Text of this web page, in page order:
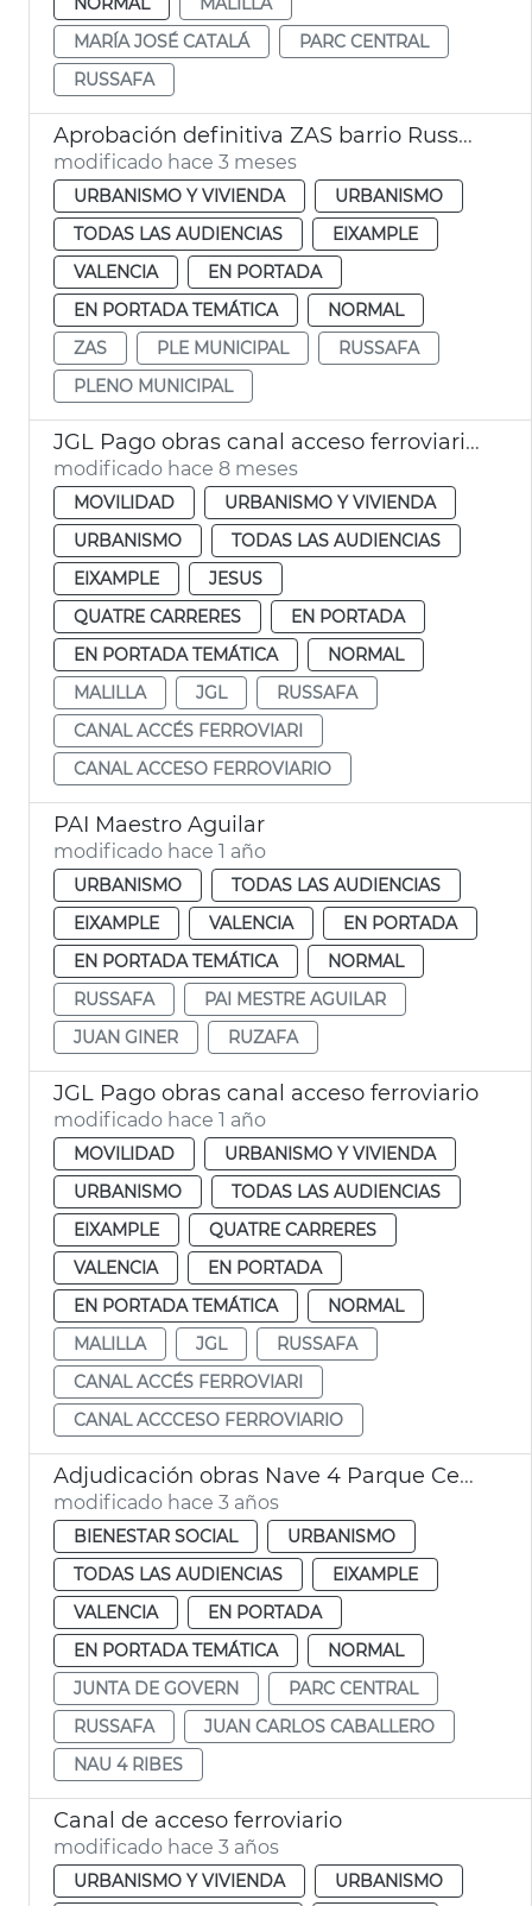
MARÍA JOSÉ CATALÁ
PARC CENTRAL
RUSSAFA
Aprobación definitiva ZAS barrio Russafa València
modificado hace 3 meses
URBANISMO Y VIVIENDA
URBANISMO
TODAS LAS AUDIENCIAS
EIXAMPLE
VALENCIA
EN PORTADA
EN PORTADA TEMÁTICA
NORMAL
ZAS
PLE MUNICIPAL
RUSSAFA
PLENO MUNICIPAL
JGL Pago obras canal acceso ferroviario València
modificado hace 8 meses
MOVILIDAD
URBANISMO Y VIVIENDA
URBANISMO
TODAS LAS AUDIENCIAS
EIXAMPLE
JESUS
QUATRE CARRERES
EN PORTADA
EN PORTADA TEMÁTICA
NORMAL
MALILLA
JGL
RUSSAFA
CANAL ACCÉS FERROVIARI
CANAL ACCESO FERROVIARIO
PAI Maestro Aguilar
modificado hace 1 año
URBANISMO
TODAS LAS AUDIENCIAS
EIXAMPLE
VALENCIA
EN PORTADA
EN PORTADA TEMÁTICA
NORMAL
RUSSAFA
PAI MESTRE AGUILAR
JUAN GINER
RUZAFA
JGL Pago obras canal acceso ferroviario
modificado hace 1 año
MOVILIDAD
URBANISMO Y VIVIENDA
URBANISMO
TODAS LAS AUDIENCIAS
EIXAMPLE
QUATRE CARRERES
VALENCIA
EN PORTADA
EN PORTADA TEMÁTICA
NORMAL
MALILLA
JGL
RUSSAFA
CANAL ACCÉS FERROVIARI
CANAL ACCCESO FERROVIARIO
Adjudicación obras Nave 4 Parque Central - juventud y servicios sociales
modificado hace 3 años
BIENESTAR SOCIAL
URBANISMO
TODAS LAS AUDIENCIAS
EIXAMPLE
VALENCIA
EN PORTADA
EN PORTADA TEMÁTICA
NORMAL
JUNTA DE GOVERN
PARC CENTRAL
RUSSAFA
JUAN CARLOS CABALLERO
NAU 4 RIBES
Canal de acceso ferroviario
modificado hace 3 años
URBANISMO Y VIVIENDA
URBANISMO